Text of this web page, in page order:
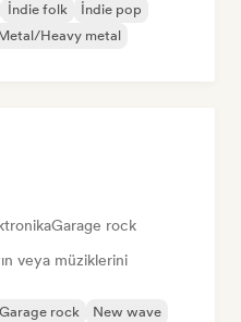
İndie folk
İndie pop
Heavy metal
Garage rock
veya müziklerini
Garage rock
New wave